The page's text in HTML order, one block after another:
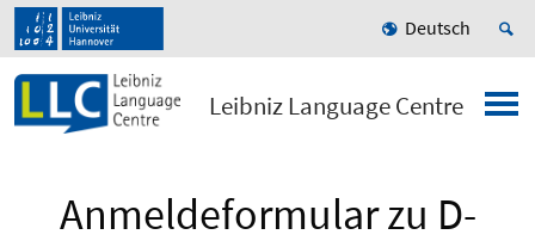
Deutsch
Leibniz Language Centre
Anmeldeformular zu D-